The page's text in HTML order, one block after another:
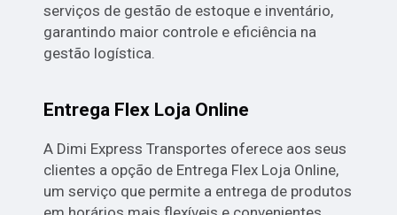
serviços de gestão de estoque e inventário,
garantindo maior controle e eficiência na
gestão logística.
Entrega Flex Loja Online
A Dimi Express Transportes oferece aos seus
clientes a opção de Entrega Flex Loja Online,
um serviço que permite a entrega de produtos